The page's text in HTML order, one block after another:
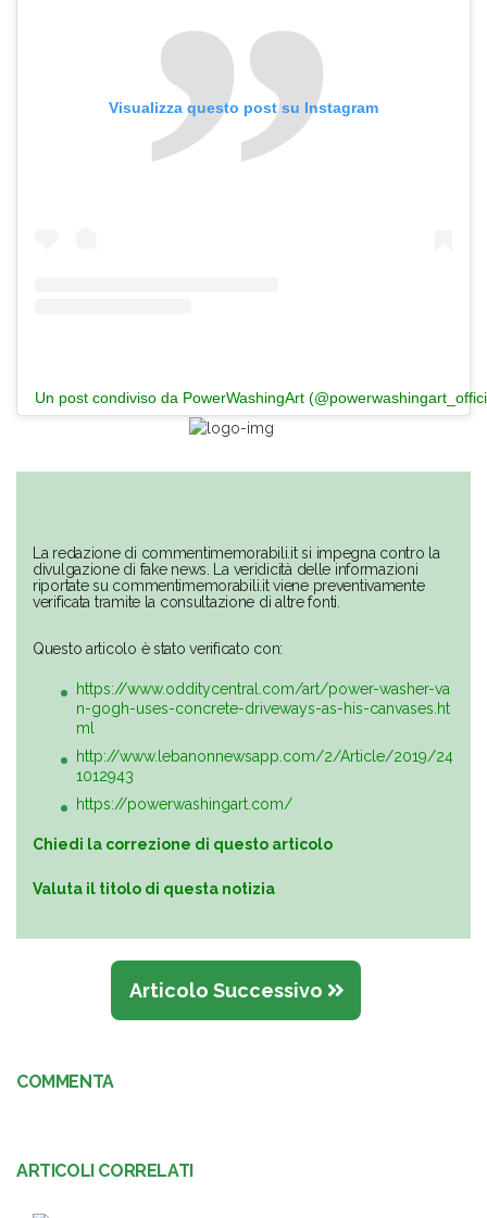
Visualizza questo post su Instagram
Un post condiviso da PowerWashingArt
La redazione di commentimemorabili.it si impegna contro la
divulgazione di fake news. La veridicità delle informazioni
riportate su commentimemorabili.it viene preventivamente
verificata tramite la consultazione di altre fonti.
Questo articolo è stato verificato con:
https://www.odditycentral.com/art/power-washer-va
n-gogh-uses-concrete-driveways-as-his-canvases.ht
ml
http://www.lebanonnewsapp.com/2/Article/2019/24
1012943
https://powerwashingart.com/
Chiedi la correzione di questo articolo
Valuta il titolo di questa notizia
Articolo Successivo
COMMENTA
ARTICOLI CORRELATI